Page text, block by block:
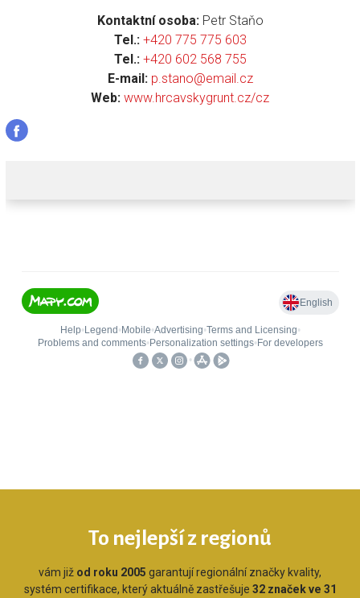
Kontaktní osoba:Petr Staňo
Tel.: +420 775 775 603
Tel.: +420 602 568 755
E-mail: p.stano@email.cz
Web: www.hrcavskygrunt.cz/cz
To nejlepší z regionů
vám již od roku 2005 garantují regionální značky kvality,
systém certifikace, který aktuálně zastřešuje 32 značek ve 31